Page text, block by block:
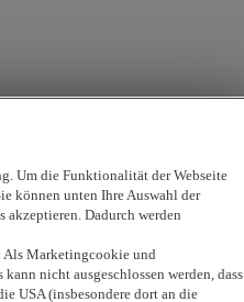
Um die Funktionalität der Webseite
können unten Ihre Auswahl der
Dadurch werden
Als Marketingcookie und
nicht ausgeschlossen werden, dass
USA (insbesondere dort an die